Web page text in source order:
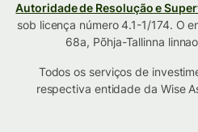
Autoridade de Resolução e
sob licença número 4.1-1/174. O
68a, Põhja-Tallinna
Todos os serviços de
respectiva entidade da Wise